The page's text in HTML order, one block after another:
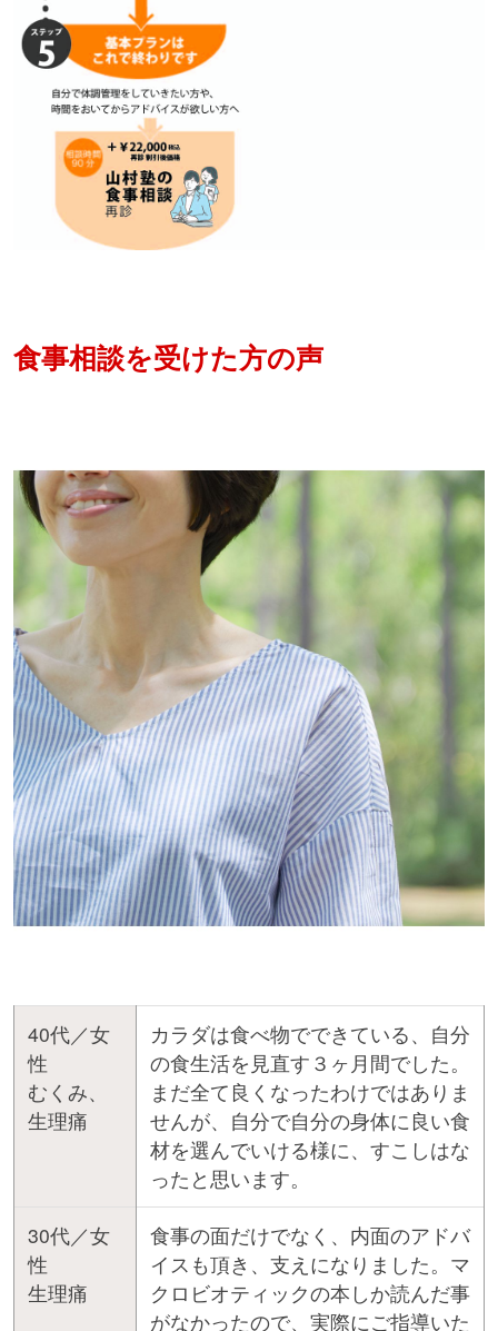
食事相談を受けた方の声
40代／女
性
むくみ、
生理痛
カラダは食べ物でできている、自分
の食生活を見直す３ヶ月間でした。
まだ全て良くなったわけではありま
せんが、自分で自分の身体に良い食
材を選んでいける様に、すこしはな
ったと思います。
30代／女
性
生理痛
食事の面だけでなく、内面のアドバ
イスも頂き、支えになりました。マ
クロビオティックの本しか読んだ事
がなかったので、実際にご指導いた